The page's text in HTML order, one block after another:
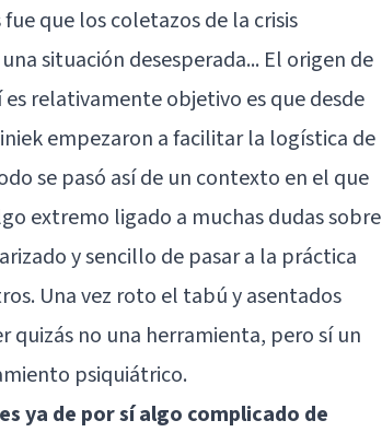
que los coletazos de la crisis
situación desesperada... El origen de
relativamente objetivo es que desde
empezaron a facilitar la logística de
se pasó así de un contexto en el que
extremo ligado a muchas dudas sobre
y sencillo de pasar a la práctica
Una vez roto el tabú y asentados
quizás no una herramienta, pero sí un
psiquiátrico.
ya de por sí algo complicado de